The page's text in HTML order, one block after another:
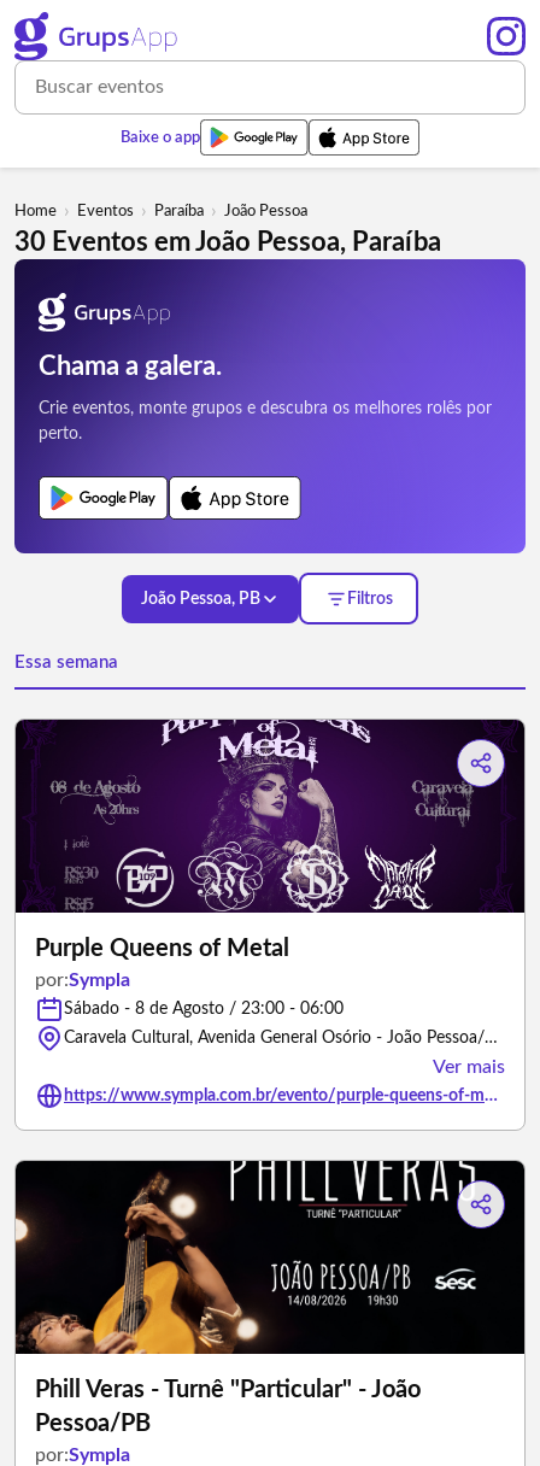
Baixe o app
Home › Eventos › Paraíba › João Pessoa
30 Eventos em João Pessoa, Paraíba
Chama a galera.
Crie eventos, monte grupos e descubra os melhores rolês por
perto.
João Pessoa, PB Filtros
Essa semana
Purple Queens of Metal
por:Sympla
Sábado - 8 de Agosto / 23:00 - 06:00
Caravela Cultural, Avenida General Osório - João Pessoa/Paraíba
Ver mais
https://www.sympla.com.br/evento/purple-queens-of-metal/3448130
Phill Veras - Turnê "Particular" - João
Pessoa/PB
por:Sympla